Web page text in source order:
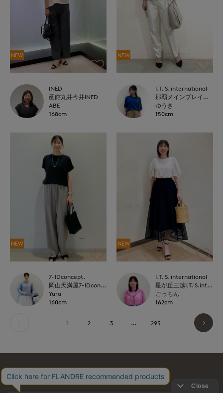
NEW
INED
函館丸井今井INED
ABE
168cm
NEW
I.T.'S. international
那覇メインプレイスI.T.'S.international
ゆうき
150cm
NEW
7-IDconcept.
岡山天満屋7-IDconcept.
Yura
160cm
NEW
I.T.'S. international
星が丘三越I.T.'S.international
ごっちん
162cm
1 2 3 … 295